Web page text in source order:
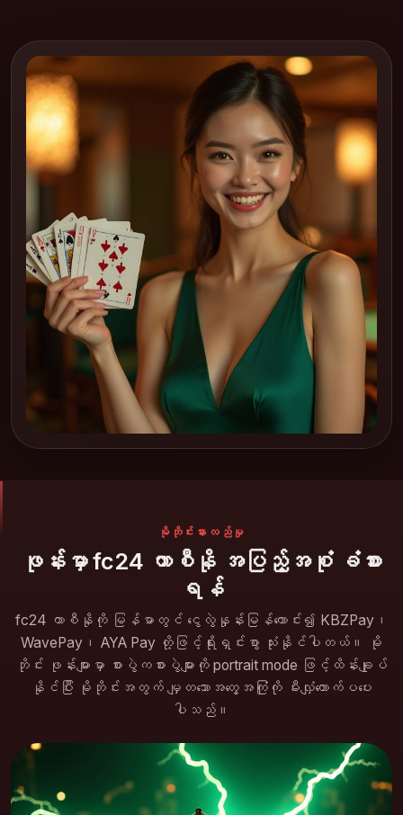
မိုဘိုင်းနားလည်မှု
ဖုန်းမှာ fc24 ကာစီနို အပြည့်အစုံ ခံစား
ရန်
fc24 ကာစီနိုကို မြန်မာတွင် ငွေလွဲနှုန်းမြန်ကောင်း၍ KBZPay၊
WavePay၊ AYA Pay တို့ဖြင့်ရိုးရှင်းစွာ သုံးနိုင်ပါတယ်။ မို
ဘိုင်း ဖုန်းများမှာ စားပွဲကစားပွဲများကို portrait mode ဖြင့်ထိန်းချုပ်
နိုင်ပြီး မိုဘိုင်းအတွက် မျှတသောအတွေ့အကြုံကို မီးလျှံတောက်ပပေး
ပါသည်။